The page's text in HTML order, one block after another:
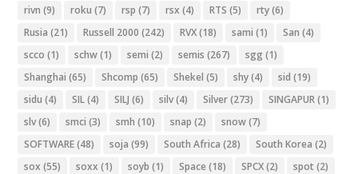
rivn (9) roku (7) rsp (7) rsx (4) RTS (5) rty(6)
Rusia (21) Russell 2000 (242) RVX(18) sami (1) San (4)
scco (1) schw(1) semi (2) semis (267) sgg (1)
Shanghai (65) Shcomp (65) Shekel (5) shy(4) sid (19)
sidu (4) SIL(4) SILJ (6) silv(4) Silver(273) SINGAPUR(1)
slv(6) smci (3) smh (10) snap (2) snow(7)
SOFTWARE(48) soja (99) South Africa (28) South Korea (2)
sox (55) soxx (1) soyb (1) Space (18) SPCX(2) spot (2)